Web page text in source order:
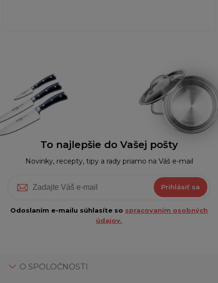
To najlepšie do Vašej pošty
Novinky, recepty, tipy a rady priamo na Váš e-mail
Prihlásiť sa
Odoslaním e-mailu súhlasíte so spracovaním osobných
údajov.
O SPOLOČNOSTI